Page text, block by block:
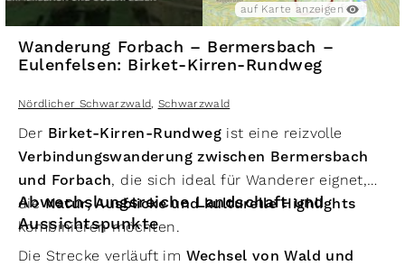
auf Karte anzeigen
Wanderung Forbach – Bermersbach –
Eulenfelsen: Birket-Kirren-Rundweg
Nördlicher Schwarzwald Schwarzwald
Der Birket-Kirren-Rundwegist eine reizvolle
Verbindungswanderung zwischen Bermersbach
und Forbach, die sich ideal für Wanderer eignet,
dieNatur, Ausblicke und kulturelle Highlights
kombinieren möchten.
Abwechslungsreiche Landschaft und
Aussichtspunkte
Die Strecke verläuft im Wechsel von Wald und